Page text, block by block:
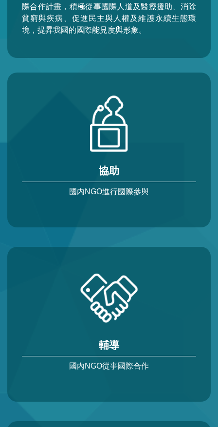
際合作計畫，積極從事國際人道及醫療援助、消除
貧窮與疾病、促進民主與人權及維護永續生態環
境，提昇我國的國際能見度與形象。
協助
國內NGO進行國際參與
輔導
國內NGO從事國際合作